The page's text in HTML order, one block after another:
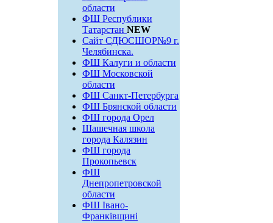
области
ФШ Республики
Татарстан NEW
Сайт СДЮСШОР№9 г.
Челябинска.
ФШ Калуги и области
ФШ Московской
области
ФШ Санкт-Петербурга
ФШ Брянской области
ФШ города Орел
Шашечная школа
города Калязин
ФШ города
Прокопьевск
ФШ
Днепропетровской
области
ФШ Івано-
Франківщині